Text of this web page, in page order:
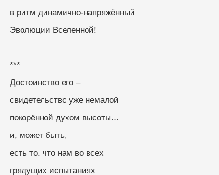
в ритм динамично-напряжённый
Эволюции Вселенной!
***
Достоинство его –
свидетельство уже немалой
покорённой духом высоты…
и, может быть,
есть то, что нам во всех
грядущих испытаниях